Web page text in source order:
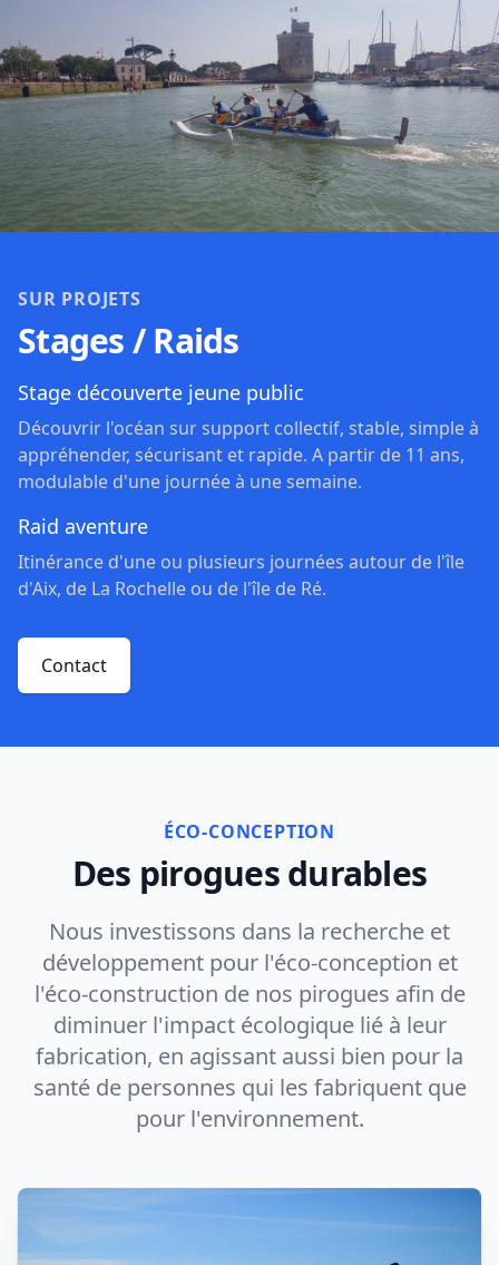
SUR PROJETS
Stages / Raids
Stage découverte jeune public
Découvrir l'océan sur support collectif, stable, simple à
appréhender, sécurisant et rapide. A partir de 11 ans,
modulable d'une journée à une semaine.
Raid aventure
Itinérance d'une ou plusieurs journées autour de l'île
d'Aix, de La Rochelle ou de l'île de Ré.
Contact
ÉCO-CONCEPTION
Des pirogues durables
Nous investissons dans la recherche et
développement pour l'éco-conception et
l'éco-construction de nos pirogues afin de
diminuer l'impact écologique lié à leur
fabrication, en agissant aussi bien pour la
santé de personnes qui les fabriquent que
pour l'environnement.